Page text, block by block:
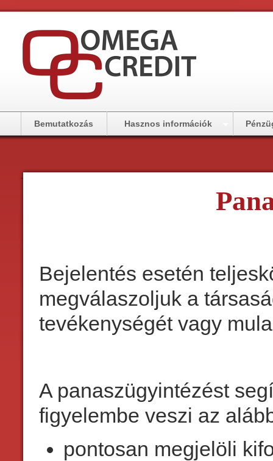
Bemutatkozás Hasznos információk
Bejelentés esetén
megválaszoljuk a
tevékenységét vagy
A panaszügyintézést
figyelembe veszi az
pontosan megjelöli